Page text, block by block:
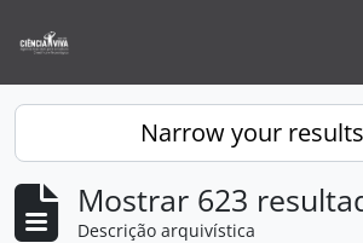
Narrow your
Mostrar 623
Descrição arquivística